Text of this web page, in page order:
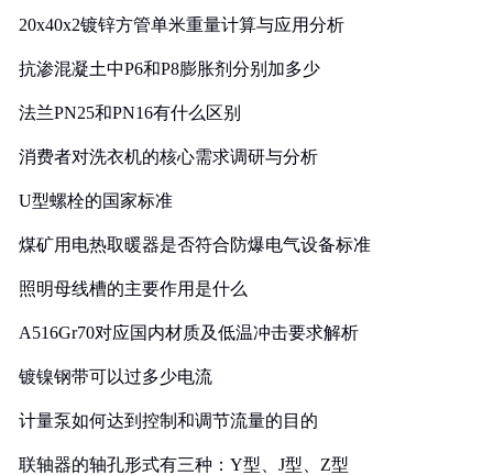
20x40x2镀锌方管单米重量计算与应用分析
抗渗混凝土中P6和P8膨胀剂分别加多少
法兰PN25和PN16有什么区别
消费者对洗衣机的核心需求调研与分析
U型螺栓的国家标准
煤矿用电热取暖器是否符合防爆电气设备标准
照明母线槽的主要作用是什么
A516Gr70对应国内材质及低温冲击要求解析
镀镍钢带可以过多少电流
计量泵如何达到控制和调节流量的目的
联轴器的轴孔形式有三种：Y型、J型、Z型